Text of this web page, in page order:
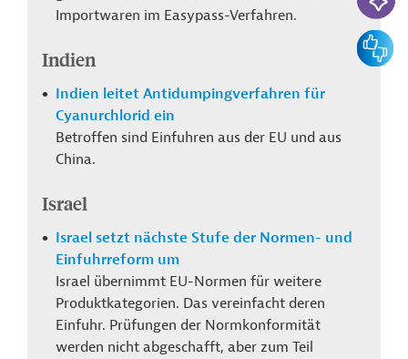
Importwaren im Easypass-Verfahren.
Indien
Indien leitet Antidumpingverfahren für
Cyanurchlorid ein
Betroffen sind Einfuhren aus der EU und aus
China.
Israel
Israel setzt nächste Stufe der Normen- und
Einfuhrreform um
Israel übernimmt EU-Normen für weitere
Produktkategorien. Das vereinfacht deren
Einfuhr. Prüfungen der Normkonformität
werden nicht abgeschafft, aber zum Teil